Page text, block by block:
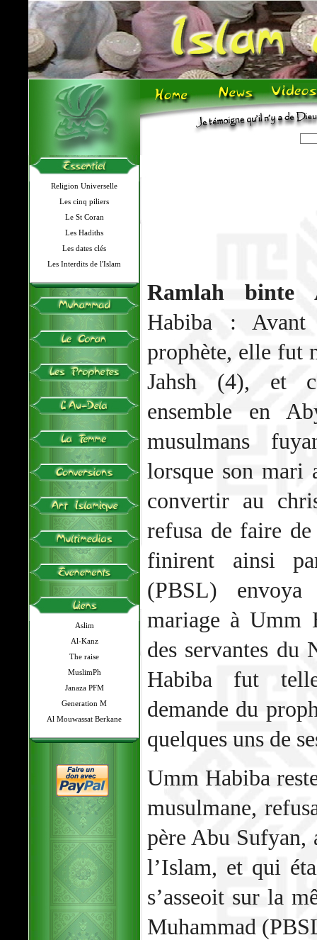
Religion Universelle
Les cinq piliers
Le St Coran
Les Hadiths
Les dates clés
Les Interdits de l'Islam
Aslim
Al-Kanz
The raise
MuslimPh
Janaza PFM
Generation M
Al Mouwassat Berkane
Ramlah binte
Habiba : Avant
prophète, elle fut
Jahsh (4), et
ensemble en
musulmans
lorsque son mari
convertir au
refusa de faire
finirent ainsi
(PBSL)
mariage à Umm
des servantes du
Habiba fut
demande du
quelques uns de
Umm Habiba
musulmane,
père Abu Sufyan,
l’Islam, et qui
s’asseoit sur la
Muhammad